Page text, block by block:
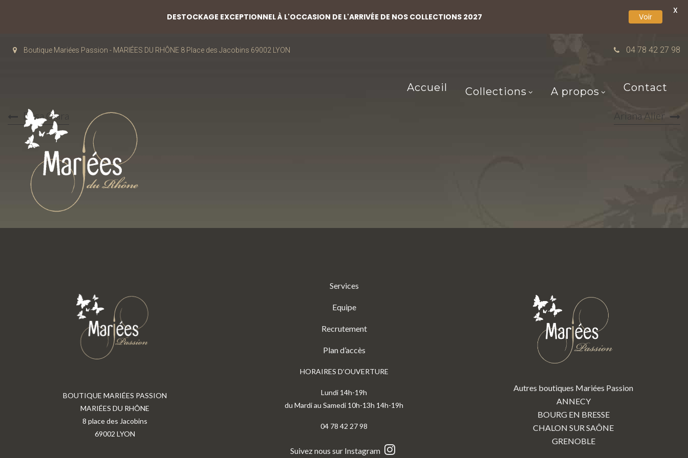
Boutique Mariées Passion - MARIÉES DU RHÔNE 8 Place des Jacobins 69002 LYON 04 78 42 27 98
Accueil Collections A propos Contact
Rosa Clara Ariana Alier
BOUTIQUE MARIÉES PASSION
MARIÉES DU RHÔNE
8 place des Jacobins
69002 LYON
Services
Equipe
Recrutement
Plan d’accès
HORAIRES D’OUVERTURE
Lundi 14h-19h
du Mardi au Samedi 10h-13h 14h-19h
04 78 42 27 98
Suivez nous sur Instagram
Autres boutiques Mariées Passion
ANNECY
BOURG EN BRESSE
CHALON SUR SAÔNE
GRENOBLE
DESTOCKAGE EXCEPTIONNEL À L'OCCASION DE L'ARRIVÉE DE NOS COLLECTIONS 2027 Voir
X